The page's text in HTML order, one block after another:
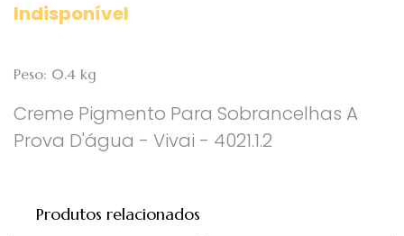
Indisponível
Peso: 0.4 kg
Creme Pigmento Para Sobrancelhas A
Prova D'água - Vivai - 4021.1.2
Produtos relacionados